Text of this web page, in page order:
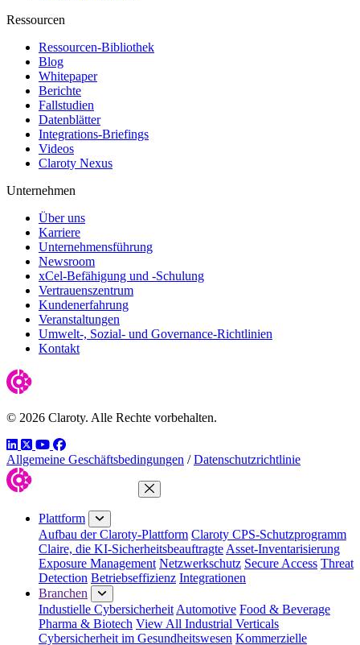
Ressourcen
Ressourcen-Bibliothek
Blog
Whitepaper
Berichte
Fallstudien
Datenblätter
Integrations-Briefings
Videos
Claroty Nexus
Unternehmen
Über uns
Karriere
Unternehmensführung
Newsroom
xCel-Befähigung und -Schulung
Vertrauenszentrum
Kundenerfahrung
Veranstaltungen
Umwelt-, Sozial- und Governance-Richtlinien
Kontakt
© 2026 Claroty. Alle Rechte vorbehalten.
LinkedIn
TwitterYouTube
Facebook
Allgemeine Geschäftsbedingungen / Datenschutzrichtlinie
Menü schließen
Plattform
Aufbau der Claroty-Plattform Claroty CPS-Schutzprogramm
Claire, die KI-Sicherheitsbeauftragte Asset-Inventarisierung
Exposure Management Netzwerkschutz Secure Access Threat
Detection Betriebseffizienz Integrationen
Branchen
Industielle Cybersicherheit Automotive Food & Beverage
Pharma & Biotech View All Industrial Verticals
Cybersicherheit im Gesundheitswesen Kommerzielle